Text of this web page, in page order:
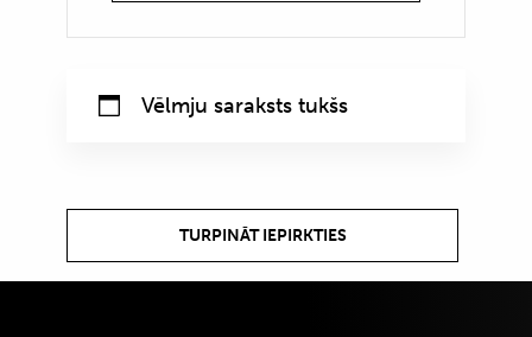
Vēlmju saraksts tukšs
TURPINĀT IEPIRKTIES